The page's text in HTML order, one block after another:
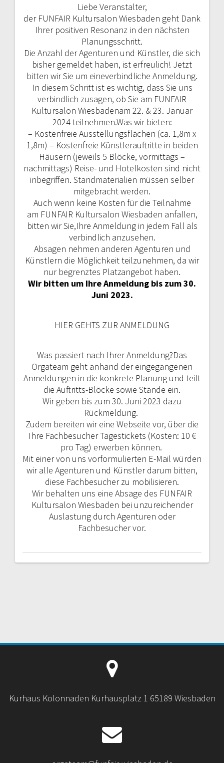
Liebe Veranstalter,
der FUNFAIR Kultursalon Wiesbaden geht Dank
Ihrer positiven Resonanz in den nächsten
Planungsschritt.
Die Anzahl der Agenturen und Künstler, die sich
bisher gemeldet haben, ist erfreulich! Jetzt
bitten wir Sie um eineverbindliche Anmeldung.
In diesem Schritt ist es wichtig, dass Sie uns
verbindlich zusagen, ob Sie am FUNFAIR
Kultursalon Wiesbadenam 22. & 23. Januar
2024 teilnehmen.Was wir bieten:
– Kostenfreie Ausstellungsflächen (ca. 1,8m x
1,8m) – Kostenfreie Künstlerauftritte in beiden
Häusern (jeweils 5 Blöcke, vormittags –
nachmittags) Reise- und Hotelkosten sind nicht
inbegriffen. Standmaterialien müssen selber
mitgebracht werden.
Auch wenn keine Kosten für die Teilnahme
am FUNFAIR Kultursalon Wiesbaden anfallen,
bitten wir Sie,Ihre Anmeldung in jedem Fall als
verbindlich anzusehen.
Absagen nehmen anderen Agenturen und
Künstlern die Möglichkeit teilzunehmen, da wir
nur begrenztes Platzangebot haben.
Wir bitten um Ihre Anmeldung bis zum 30.
Juni 2023.
HIER GEHTS ZUR ANMELDUNG
Was passiert nach Ihrer Anmeldung?Das
Orgateam geht anhand der eingegangenen
Anmeldungen in die konkrete Planung und teilt
die Auftritts-Blöcke sowie Stände ein.
Wir geben bis zum 30. Juni 2023 dazu
Rückmeldung.
Zudem bereiten wir eine Webseite vor, über die
Ihre Fachbesucher Tagestickets (Kosten: 10 €
pro Tag) erwerben können.
Mit einer von uns vorformulierten E-Mail würden
wir alle Agenturen und Künstler darum bitten,
diese Fachbesucher zu mobilisieren.
Wir behalten uns eine Absage des FUNFAIR
Kultursalon Wiesbaden bei unzureichender
Auslastung durch Agenturen oder
Fachbesucher vor.
Kurhaus Kolonnaden Kurhausplatz 1 65189 Wiesbaden